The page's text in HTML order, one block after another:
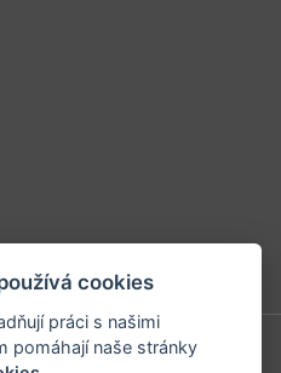
cookies
práci s našimi
pomáhají naše stránky